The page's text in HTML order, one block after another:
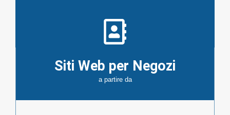
Siti Web per Negozi
a partire da